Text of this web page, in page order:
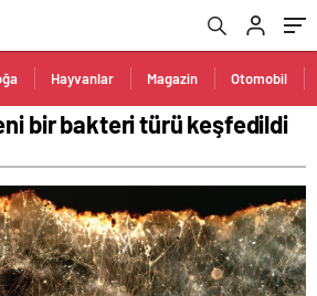
Hayvanlar Magazin Otomobil
bir bakteri türü keşfedildi